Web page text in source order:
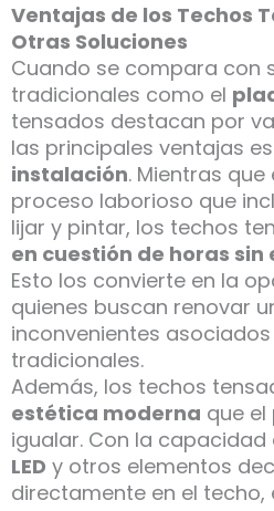
Ventajas de los Techos
Otras Soluciones
Cuando se compara con
tradicionales como el
tensados destacan por
las principales ventajas
instalación. Mientras
proceso laborioso que
lijar y pintar, los techos
en cuestión de horas sin
Esto los convierte en la
quienes buscan renovar
inconvenientes
tradicionales.
Además, los techos
estética moderna que
igualar. Con la capacidad
LED y otros elementos
directamente en el techo,